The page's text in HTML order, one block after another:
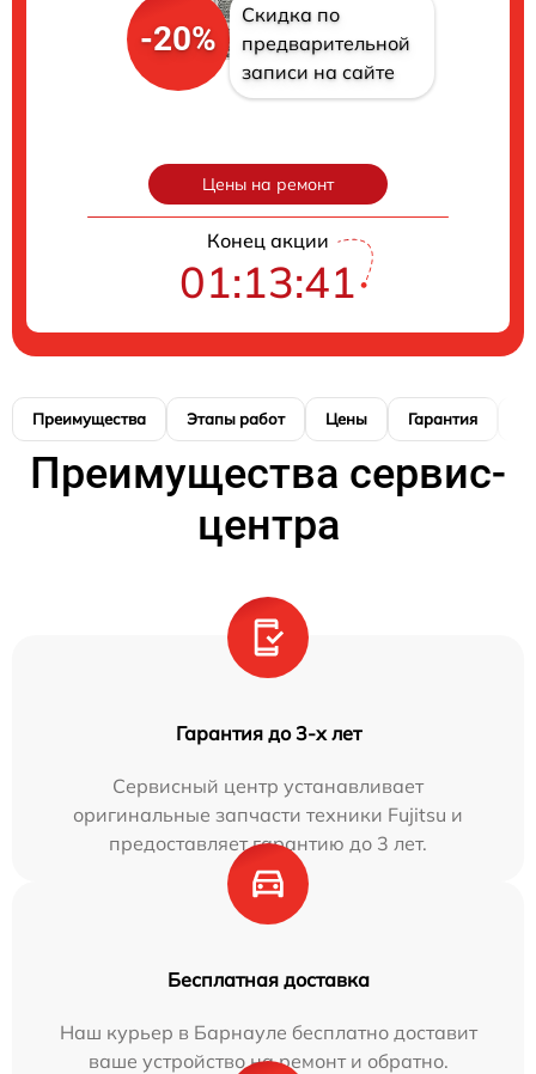
-20%
Скидка по
предварительной
записи на сайте
Цены на ремонт
Конец акции
01:13:40
Преимущества Этапы работ Цены Гарантия
Преимущества сервис-
центра
Гарантия до 3-х лет
Сервисный центр устанавливает
оригинальные запчасти техники Fujitsu и
предоставляет гарантию до 3 лет.
Бесплатная доставка
Наш курьер в Барнауле бесплатно доставит
ваше устройство на ремонт и обратно.